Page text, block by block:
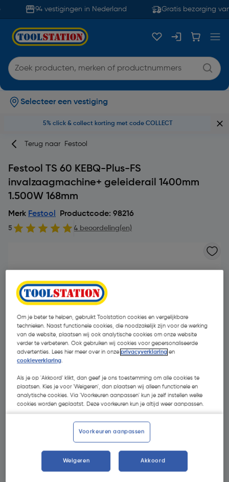
94 vestigingen in Nederland Gratis bezorging
Selecteer een vestiging
5% click & collect korting met code COLLECT
Terug naar Festool
Festool TS 60 KEBQ-Plus-FS
invalzaagmachine+ geleiderail 1400mm
1.500W 168mm
Merk Festool Productcode: 98216
5 4 beoordeling(en)
| Excl. btw € 733,26
Selecteer winkel - Bekijk voorraadniveaus en haal binnen 10
Om je beter te helpen, gebruikt Toolstation cookies en vergelijkbare
technieken. Naast functionele cookies, die noodzakelijk zijn voor de werking
van de website, plaatsen wij ook analytische cookies om onze website
verder te verbeteren. Ook gebruiken wij cookies voor gepersonaliseerde
advertenties. Lees hier meer over in onzeprivacyverklaring en
cookieverklaring.
Als je op 'Akkoord' klikt, dan geef je ons toestemming om alle cookies te
plaatsen. Kies je voor 'Weigeren', dan plaatsen wij alleen functionele en
analytische cookies. Via 'Voorkeuren aanpassen' kun je zelf instellen welke
cookies worden geplaatst. Deze voorkeuren kun je altijd weer aanpassen.
Voorkeuren aanpassen
Weigeren Akkoord